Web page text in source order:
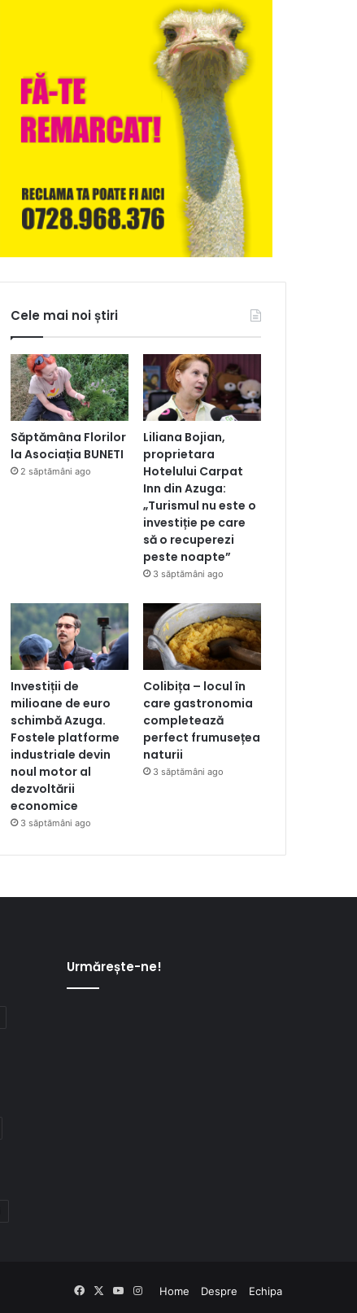
Cele mai noi știri
Săptămâna Florilor
la Asociația BUNETI
2 săptămâni ago
Liliana Bojian,
proprietara
Hotelului Carpat
Inn din Azuga:
„Turismul nu este o
investiție pe care
să o recuperezi
peste noapte”
3 săptămâni ago
Investiții de
milioane de euro
schimbă Azuga.
Fostele platforme
industriale devin
noul motor al
dezvoltării
economice
3 săptămâni ago
Colibița – locul în
care gastronomia
completează
perfect frumusețea
naturii
3 săptămâni ago
Urmărește-ne!
Home Despre Echipa
FacebookYouTube
Instagram